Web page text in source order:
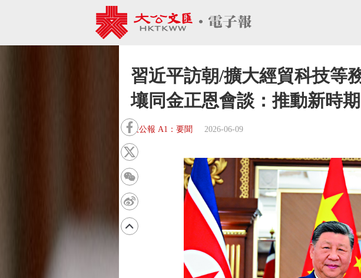
習近平訪朝/擴大經貿科技等
壤同金正恩會談：推動新時
大公報 A1：要聞 2026-06-09